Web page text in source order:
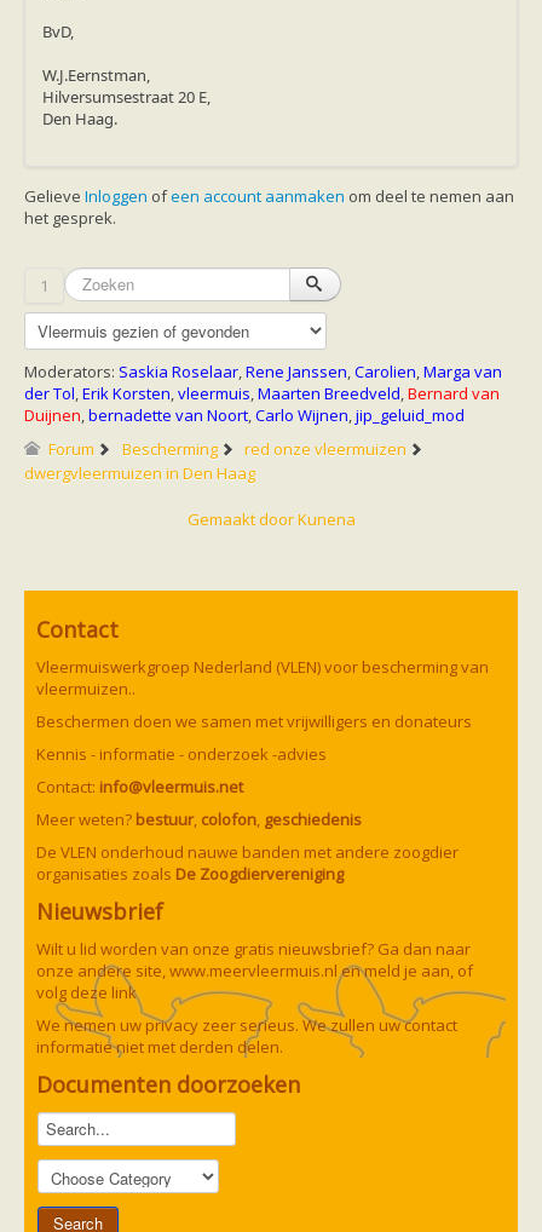
Handleidingen
Vlendag presentaties
Vlennieuwsbrief
Overige publicaties
Handleiding
Forum
Naar het forum
BvD,
W.J.Eernstman,
Hilversumsestraat 20 E,
Den Haag.
Gelieve Inloggen ofeen account aanmaken om deel te nemen aan
het gesprek.
1
Moderators: Saskia Roselaar,Rene Janssen,Carolien,Marga van
der Tol,Erik Korsten,vleermuis,Maarten Breedveld,Bernard van
Duijnen,bernadette van Noort,Carlo Wijnen,jip_geluid_mod
Forum
Bescherming
red onze vleermuizen
dwergvleermuizen in Den Haag
Gemaakt doorKunena
Contact
Vleermuiswerkgroep Nederland (VLEN) voor bescherming van
vleermuizen..
Beschermen doen we samen met vrijwilligers en donateurs
Kennis - informatie - onderzoek -advies
Contact: info@vleermuis.net
Meer weten? bestuur, colofon, geschiedenis
De VLEN onderhoud nauwe banden met andere zoogdier
organisaties zoals De Zoogdiervereniging
Nieuwsbrief
Wilt u lid worden van onze gratis nieuwsbrief? Ga dan naar
onze andere site,www.meervleermuis.nlen meld je aan, of
volg deze link
We nemen uw privacy zeer serieus. We zullen uw contact
informatie niet met derden delen.
Documenten doorzoeken